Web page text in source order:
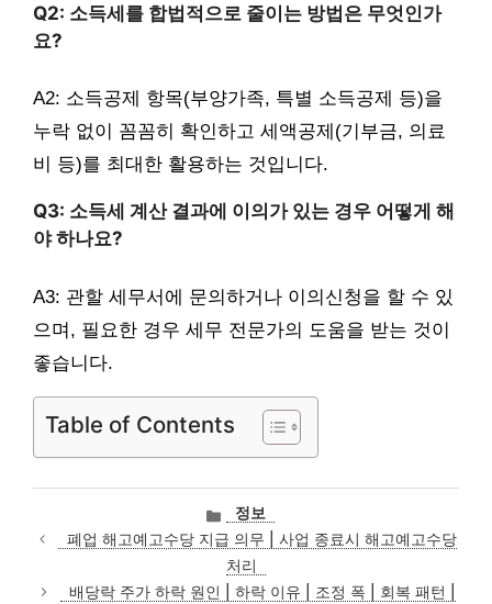
Q2: 소득세를 합법적으로 줄이는 방법은 무엇인가
요?
A2: 소득공제 항목(부양가족, 특별 소득공제 등)을
누락 없이 꼼꼼히 확인하고 세액공제(기부금, 의료
비 등)를 최대한 활용하는 것입니다.
Q3: 소득세 계산 결과에 이의가 있는 경우 어떻게 해
야 하나요?
A3: 관할 세무서에 문의하거나 이의신청을 할 수 있
으며, 필요한 경우 세무 전문가의 도움을 받는 것이
좋습니다.
Table of Contents
카
테
고
리
정보
폐업 해고예고수당 지급 의무 | 사업 종료시 해고예고수당
처리
배당락 주가 하락 원인 | 하락 이유 | 조정 폭 | 회복 패턴 |